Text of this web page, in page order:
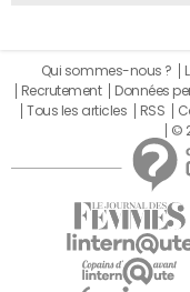
L'APLD, bien que
coût non négligeable
sur les six premiers
d'euros au
auxquels s'ajoutent
l'Unédic. Sur la dette
l'activité partielle à
Les Echos.
Dans le projet de loi
Qui sommes-nous ?
Recrutement
Données
Tous les articles
RSS
©